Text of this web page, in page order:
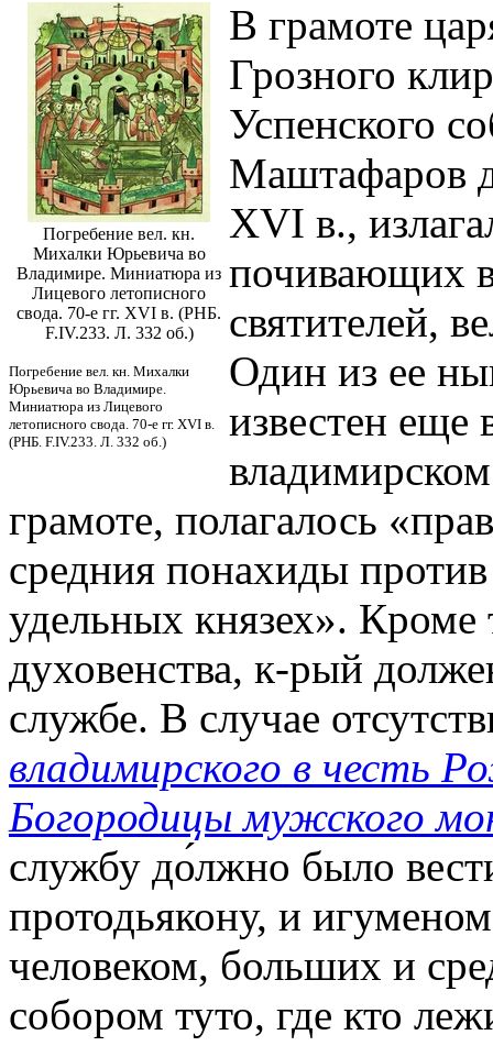
Погребение вел. кн.
Михалки Юрьевича во
Владимире. Миниатюра из
Лицевого летописного
свода. 70-е гг. XVI в. (РНБ.
F.IV.233. Л. 332 об.)
Погребение вел. кн. Михалки
Юрьевича во Владимире.
Миниатюра из Лицевого
летописного свода. 70-е гг. XVI в.
(РНБ. F.IV.233. Л. 332 об.)
В грамоте
Грозного
Успенского
Маштафаров
XVI в.,
почивающих
святителей,
Один из ее
известен еще
грамоте, полагалось
средния понахиды
удельных князех». Кроме
духовенства, к-рый
службе. В случае
владимирского в честь
Богородицы мужского
службу до́лжно было
протодьякону, и
человеком, больших и
собором туто, где кто